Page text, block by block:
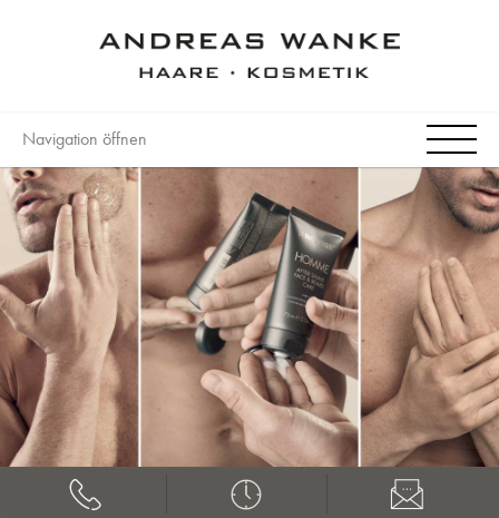
Navigation öffnen